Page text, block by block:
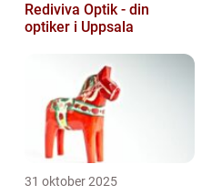
Rediviva Optik - din
optiker i Uppsala
31 oktober 2025